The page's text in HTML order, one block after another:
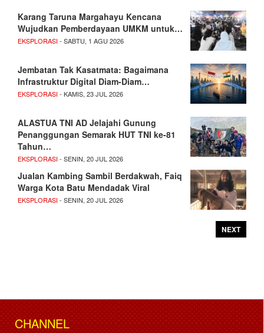
Karang Taruna Margahayu Kencana
Wujudkan Pemberdayaan UMKM untuk…
EKSPLORASI- SABTU, 1 AGU 2026
Jembatan Tak Kasatmata: Bagaimana
Infrastruktur Digital Diam-Diam…
EKSPLORASI- KAMIS, 23 JUL 2026
ALASTUA TNI AD Jelajahi Gunung
Penanggungan Semarak HUT TNI ke-81
Tahun…
EKSPLORASI- SENIN, 20 JUL 2026
Jualan Kambing Sambil Berdakwah, Faiq
Warga Kota Batu Mendadak Viral
EKSPLORASI- SENIN, 20 JUL 2026
NEXT
CHANNEL